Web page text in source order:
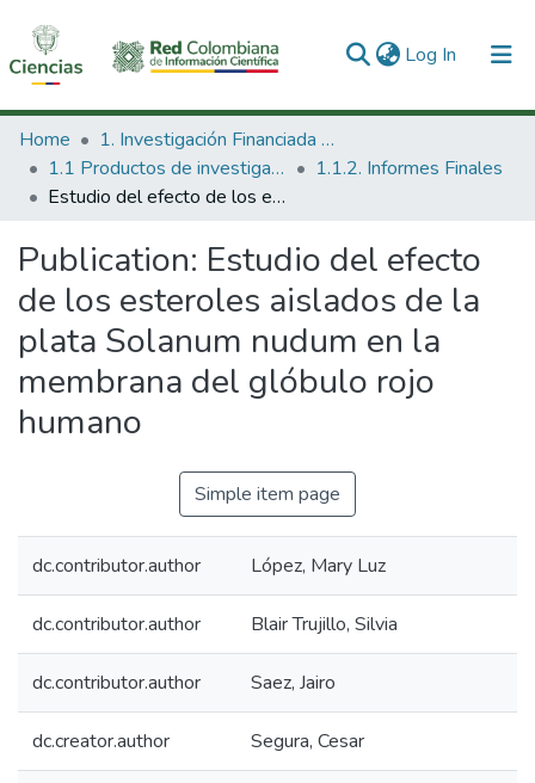
Log In (current)
Communities & Collections
All of DSpace
Home
1. Investigación Financiada con Recursos Públicos
1.1 Productos de investigación
1.1.2. Informes Finales
Estudio del efecto de los esteroles aislados de la plata Solanum nudum en la membrana del glóbulo rojo humano
Publication: Estudio del efecto
de los esteroles aislados de la
plata Solanum nudum en la
membrana del glóbulo rojo
humano
Simple item page
dc.contributor.author López, Mary Luz
dc.contributor.author Blair Trujillo, Silvia
dc.contributor.author Saez, Jairo
dc.creator.author Segura, Cesar